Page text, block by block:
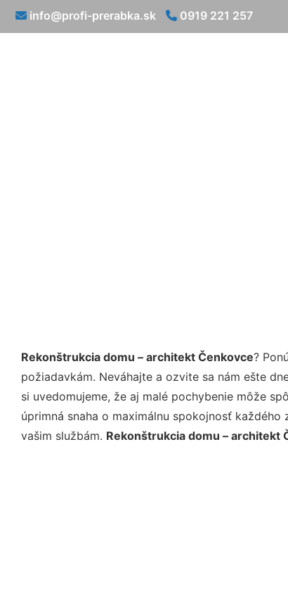
info@profi-prerabka.sk 0919 221 257
Rekonštrukcia domu – architekt Čenkovce?
požiadavkám. Neváhajte a ozvite sa nám ešte
si uvedomujeme, že aj malé pochybenie môže
úprimná snaha o maximálnu spokojnosť
vašim službám. Rekonštrukcia domu – architekt